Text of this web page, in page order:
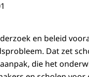
en beleid
Dat zet
die het